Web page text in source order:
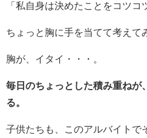
「私自身は決めたことをコツコ
ちょっと胸に手を当てて考えて
胸が、イタイ・・・。
毎日のちょっとした積み重ねが
る。
子供たちも、このアルバイトで